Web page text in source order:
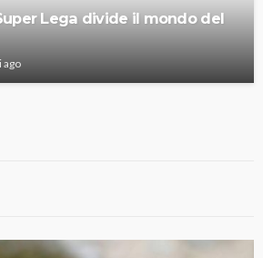
Lega divide il mondo del
ago